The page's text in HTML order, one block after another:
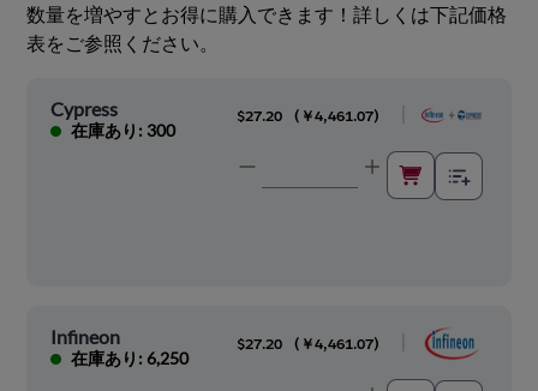
数量を増やすとお得に購入できます！詳しくは下記価格
表をご参照ください。
Cypress
在庫あり: 300
$27.20 ( ￥4,461.07)
Infineon
在庫あり: 6,250
$27.20 ( ￥4,461.07)